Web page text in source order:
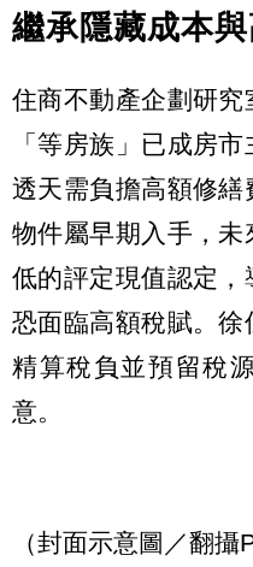
繼承隱藏成本
住商不動產企劃研究
「等房族」已成房
透天需負擔高額修
物件屬早期入手，
低的評定現值認定
恐面臨高額稅賦。
精算稅負並預留稅
意。
（封面示意圖／翻攝